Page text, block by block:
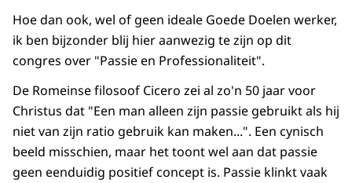
Hoe dan ook, wel of geen ideale Goede Doelen werker,
ik ben bijzonder blij hier aanwezig te zijn op dit
congres over "Passie en Professionaliteit".
De Romeinse filosoof Cicero zei al zo'n 50 jaar voor
Christus dat "Een man alleen zijn passie gebruikt als hij
niet van zijn ratio gebruik kan maken...". Een cynisch
beeld misschien, maar het toont wel aan dat passie
geen eenduidig positief concept is. Passie klinkt vaak